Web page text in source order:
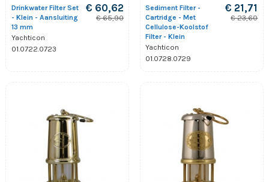
Drinkwater Filter Set
- Klein - Aansluiting
13 mm
Yachticon
01.0722.0723
€ 60,62
€ 65,90
Sediment Filter -
Cartridge - Met
Cellulose-Koolstof
Filter - Klein
Yachticon
01.0728.0729
€ 21,71
€ 23,60